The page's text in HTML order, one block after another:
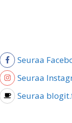
Seuraa
Seuraa
Seuraa